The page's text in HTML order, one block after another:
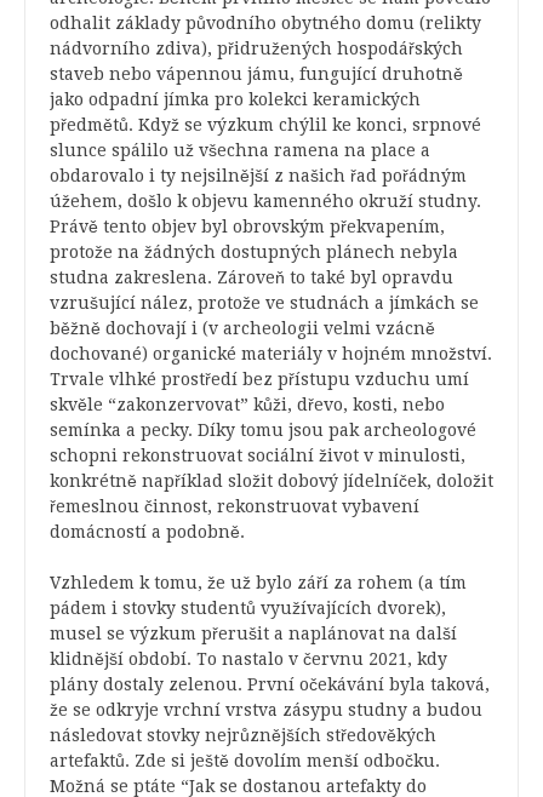
odhalit základy původního obytného domu (relikty
nádvorního zdiva), přidružených hospodářských
staveb nebo vápennou jámu, fungující druhotně
jako odpadní jímka pro kolekci keramických
předmětů. Když se výzkum chýlil ke konci, srpnové
slunce spálilo už všechna ramena na place a
obdarovalo i ty nejsilnější z našich řad pořádným
úžehem, došlo k objevu kamenného okruží studny.
Právě tento objev byl obrovským překvapením,
protože na žádných dostupných plánech nebyla
studna zakreslena. Zároveň to také byl opravdu
vzrušující nález, protože ve studnách a jímkách se
běžně dochovají i (v archeologii velmi vzácně
dochované) organické materiály v hojném množství.
Trvale vlhké prostředí bez přístupu vzduchu umí
skvěle “zakonzervovat” kůži, dřevo, kosti, nebo
semínka a pecky. Díky tomu jsou pak archeologové
schopni rekonstruovat sociální život v minulosti,
konkrétně například složit dobový jídelníček, doložit
řemeslnou činnost, rekonstruovat vybavení
domácností a podobně.
Vzhledem k tomu, že už bylo září za rohem (a tím
pádem i stovky studentů využívajících dvorek),
musel se výzkum přerušit a naplánovat na další
klidnější období. To nastalo v červnu 2021, kdy
plány dostaly zelenou. První očekávání byla taková,
že se odkryje vrchní vrstva zásypu studny a budou
následovat stovky nejrůznějších středověkých
artefaktů. Zde si ještě dovolím menší odbočku.
Možná se ptáte “Jak se dostanou artefakty do